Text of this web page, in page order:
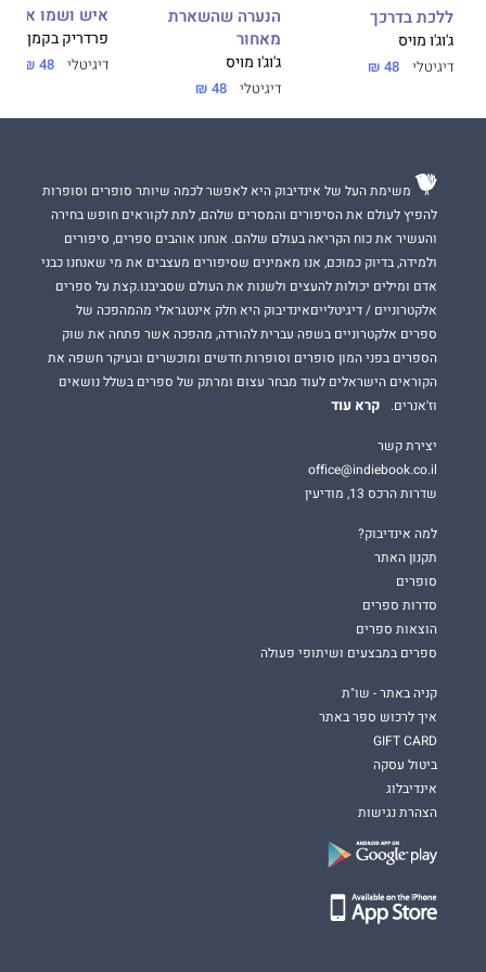
ללכת בדרכך
ג'וג'ו מויס
דיגיטלי 48 ₪
הנערה שהשארת
מאחור
ג'וג'ו מויס
דיגיטלי 48 ₪
איש ושמו אובה
פרדריק בקמן
דיגיטלי 48 ₪
משימת העל של אינדיבוק היא לאפשר לכמה שיותר סופרים וסופרות
להפיץ לעולם את הסיפורים והמסרים שלהם, לתת לקוראים חופש בחירה
והעשיר את כוח הקריאה בעולם שלהם. אנחנו אוהבים ספרים, סיפורים
ולמידה, בדיוק כמוכם, אנו מאמינים שסיפורים מעצבים את מי שאנחנו כבני
אדם ומילים יכולות להעצים ולשנות את העולם שסביבנו.קצת על ספרים
אלקטרוניים / דיגיטלייםאינדיבוק היא חלק אינטגראלי מהמהפכה של
ספרים אלקטרוניים בשפה עברית להורדה, מהפכה אשר פתחה את שוק
הספרים בפני המון סופרים וסופרות חדשים ומוכשרים ובעיקר חשפה את
הקוראים הישראלים לעוד מבחר עצום ומרתק של ספרים בשלל נושאים
וז'אנרים.
קרא עוד
יצירת קשר
office@indiebook.co.il
שדרות הרכס 13, מודיעין
למה אינדיבוק?
תקנון האתר
סופרים
סדרות ספרים
הוצאות ספרים
ספרים במבצעים ושיתופי פעולה
קניה באתר - שו"ת
איך לרכוש ספר באתר
GIFT CARD
ביטול עסקה
אינדיבלוג
הצהרת נגישות